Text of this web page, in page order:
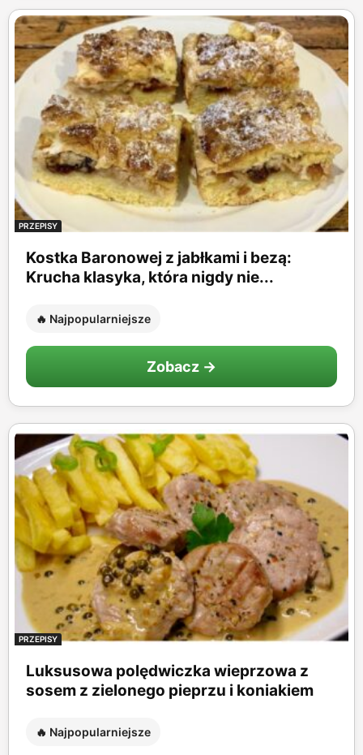
PRZEPISY
Kostka Baronowej z jabłkami i bezą:
Krucha klasyka, która nigdy nie...
🔥 Najpopularniejsze
Zobacz →
PRZEPISY
Luksusowa polędwiczka wieprzowa z
sosem z zielonego pieprzu i koniakiem
🔥 Najpopularniejsze